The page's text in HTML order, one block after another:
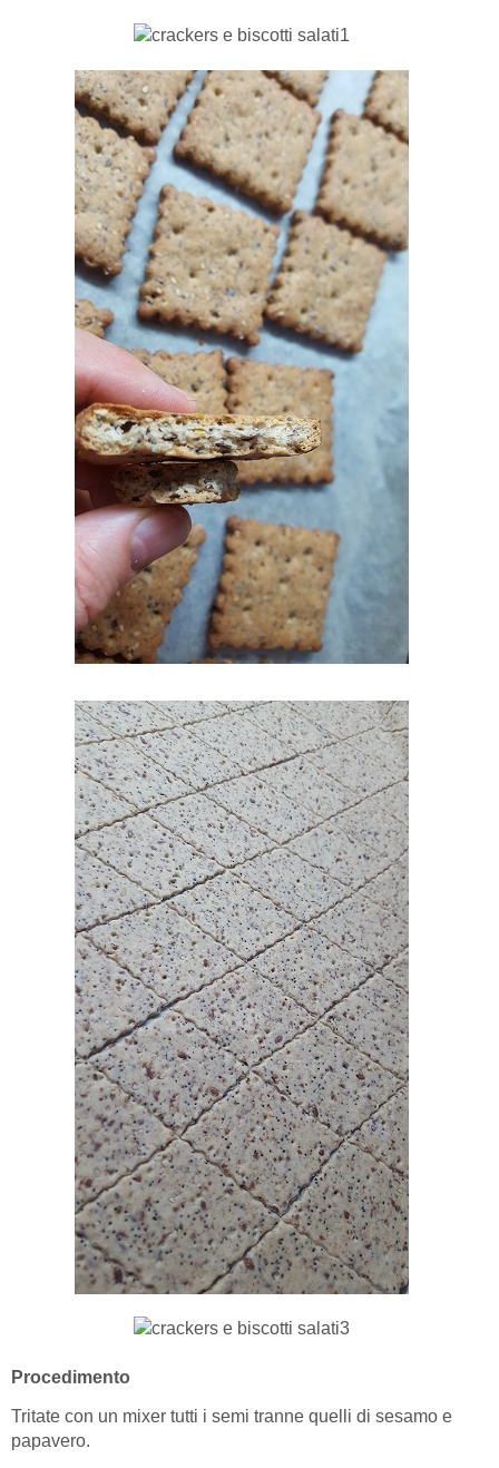
Procedimento
Tritate con un mixer tutti i semi tranne quelli di sesamo e
papavero.